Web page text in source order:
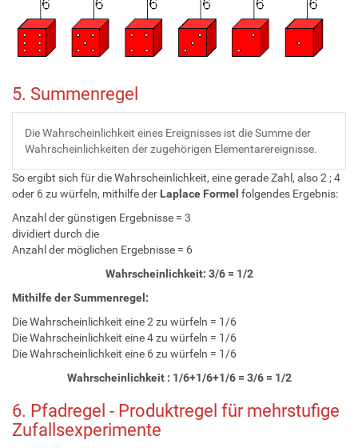
5. Summenregel
Die Wahrscheinlichkeit eines Ereignisses ist die Summe der
Wahrscheinlichkeiten der zugehörigen Elementarereignisse.
So ergibt sich für die Wahrscheinlichkeit, eine gerade Zahl, also 2 ; 4
oder 6 zu würfeln, mithilfe der Laplace Formel folgendes Ergebnis:
Anzahl der günstigen Ergebnisse = 3
dividiert durch die
Anzahl der möglichen Ergebnisse = 6
Wahrscheinlichkeit: 3/6 = 1/2
Mithilfe der Summenregel:
Die Wahrscheinlichkeit eine 2 zu würfeln = 1/6
Die Wahrscheinlichkeit eine 4 zu würfeln = 1/6
Die Wahrscheinlichkeit eine 6 zu würfeln = 1/6
Wahrscheinlichkeit : 1/6+1/6+1/6 = 3/6 = 1/2
6. Pfadregel - Produktregel für mehrstufige
Zufallsexperimente